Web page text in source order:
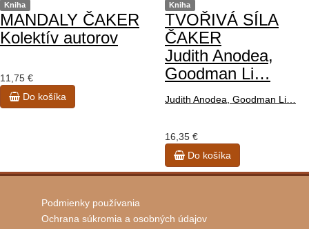
Kniha
MANDALY ČAKER
Kolektív autorov
11,75 €
Do košíka
Kniha
TVOŘIVÁ SÍLA
ČAKER
Judith Anodea,
Goodman Li…
Judith Anodea, Goodman Li…
16,35 €
Do košíka
Podmienky používania
Ochrana súkromia a osobných údajov